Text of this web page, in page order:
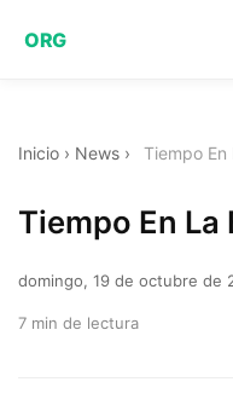
ORG
Inicio › News › Tiempo En
Tiempo En
domingo, 19 de octubre de
7 min de lectura